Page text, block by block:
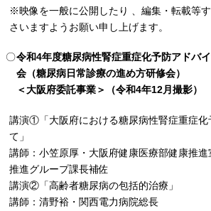
※映像を一般に公開したり 、編集・転載等
さいますようお願い申し上げます。
令和4年度糖尿病性腎症重症化予防アドバ
会（糖尿病日常診療の進め方研修会）
＜大阪府委託事業＞（令和4年12月撮影）
講演①「大阪府における糖尿病性腎症重症化
て」
講師：小笠原厚・大阪府健康医療部健康推
推進グループ課長補佐
講演②「高齢者糖尿病の包括的治療」
講師：清野裕・関西電力病院総長